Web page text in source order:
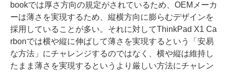
bookでは厚さ方向の規定がされているため、OEMメーカ
ーは薄さを実現するため、縦横方向に膨らむデザインを
採用していることが多い。それに対してThinkPad X1 Ca
rbonでは横や縦に伸ばして薄さを実現するという「安易
な方法」にチャレンジするのではなく、横や縦は維持し
たまま薄さを実現するというより厳しい方法にチャレン